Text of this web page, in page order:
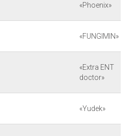
«Phoenix»
«FUNGIMIN»
«Extra ENT
doctor»
«Yudek»